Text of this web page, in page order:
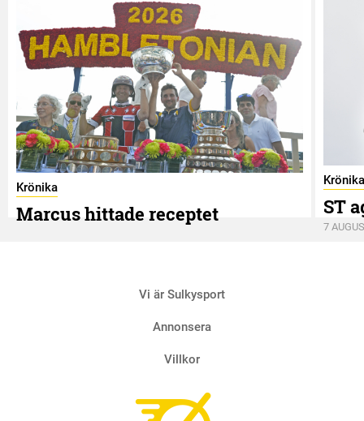
Krönika
Marcus hittade receptet
Krönika
ST
7
Vi är Sulkysport
Annonsera
Villkor